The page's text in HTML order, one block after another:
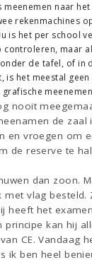
meenemen naar
rekenmachines
is het per school
controleren, maar
de tafel, of in
is het meestal
nooit
de zaal
en vroegen om
de reserve te
dan zoon.
vlag besteld.
heeft het
principe kan hij
CE. Vandaag
ik ben heel